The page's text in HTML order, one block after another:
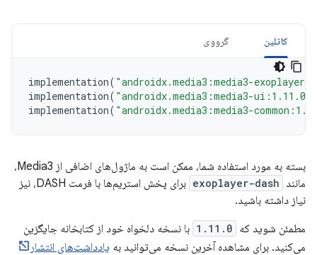
کاتلین گرووی
implementation( "androidx.media3:media3-
implementation( "androidx.media3:media3-ui:1.11.0"
implementation( "androidx.media3:media3-
بسته به مورد استفاده شما، ممکن است به ماژول‌های اضافی از Media3،
مانند exoplayer-dash
برای پخش استریم‌ها با فرمت DASH، نیز
نیاز داشته باشید.
مطمئن شوید که 1.11.0 با نسخه دلخواه خود از کتابخانه جایگزین
می‌کنید. برای مشاهده آخرین نسخه می‌توانید به یادداشت‌های انتشار